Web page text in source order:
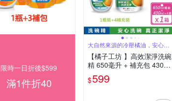
限時一日折後$599
滿1件折40
大自然來源的冷壓橘油，安心洗
碗，真正潔淨
【橘子工坊 】高效潔淨洗碗
精 650毫升 + 補充包 430毫
升 X 4入
$599